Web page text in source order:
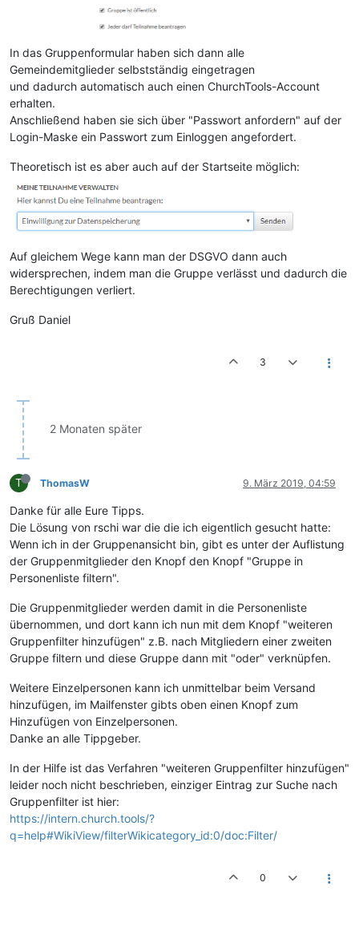
In das Gruppenformular haben sich dann alle
Gemeindemitglieder selbstständig eingetragen
und dadurch automatisch auch einen ChurchTools-Account
erhalten.
Anschließend haben sie sich über "Passwort anfordern" auf der
Login-Maske ein Passwort zum Einloggen angefordert.
Theoretisch ist es aber auch auf der Startseite möglich:
Auf gleichem Wege kann man der DSGVO dann auch
widersprechen, indem man die Gruppe verlässt und dadurch die
Berechtigungen verliert.
Gruß Daniel
3
2 Monaten später
T ThomasW 9. März 2019, 04:59
Danke für alle Eure Tipps.
Die Lösung von rschi war die die ich eigentlich gesucht hatte:
Wenn ich in der Gruppenansicht bin, gibt es unter der Auflistung
der Gruppenmitglieder den Knopf den Knopf "Gruppe in
Personenliste filtern".
Die Gruppenmitglieder werden damit in die Personenliste
übernommen, und dort kann ich nun mit dem Knopf "weiteren
Gruppenfilter hinzufügen" z.B. nach Mitgliedern einer zweiten
Gruppe filtern und diese Gruppe dann mit "oder" verknüpfen.
Weitere Einzelpersonen kann ich unmittelbar beim Versand
hinzufügen, im Mailfenster gibts oben einen Knopf zum
Hinzufügen von Einzelpersonen.
Danke an alle Tippgeber.
In der Hilfe ist das Verfahren "weiteren Gruppenfilter hinzufügen"
leider noch nicht beschrieben, einziger Eintrag zur Suche nach
Gruppenfilter ist hier:
https://intern.church.tools/?
q=help#WikiView/filterWikicategory_id:0/doc:Filter/
0